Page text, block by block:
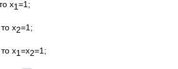
x1=1;
x2=1;
x1=x2=1;